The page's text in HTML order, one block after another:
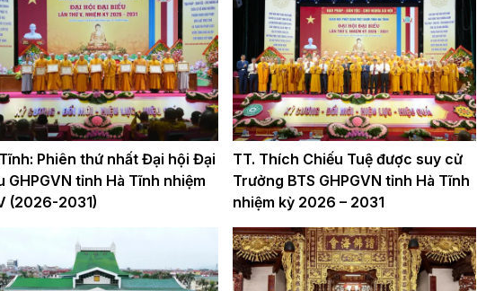
Phiên thứ nhất Đại hội Đại
GHPGVN tỉnh Hà Tĩnh nhiệm
(2026-2031)
TT. Thích Chiếu Tuệ được suy cử
Trưởng BTS GHPGVN tỉnh Hà Tĩnh
nhiệm kỳ 2026 – 2031